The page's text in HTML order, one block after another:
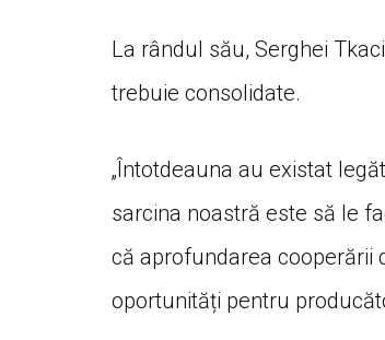
La rândul său, Serghei
trebuie consolidate.
„Întotdeauna au existat
sarcina noastră este să le
că aprofundarea cooperării
oportunități pentru